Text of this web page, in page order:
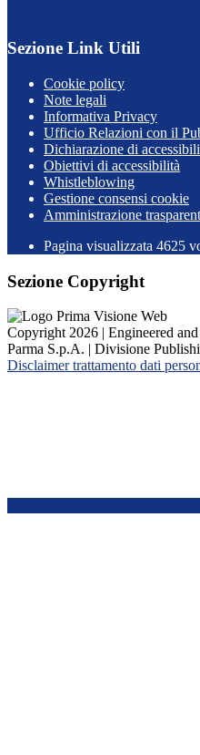
Sezione Link Utili
Cookie policy
Note legali
Informativa Privacy
Ufficio Relazioni con il
Dichiarazione di
Obiettivi di accessibilità
Whistleblowing
Gestione consensi cookie
Amministrazione
Pagina visualizzata 4625
Sezione Copyright
Copyright 2026 | Engineered
Parma S.p.A. | Divisione
Disclaimer trattamento dati